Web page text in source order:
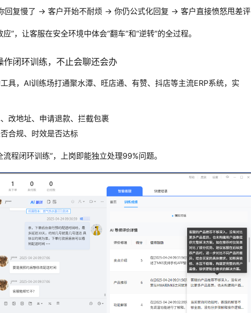
回复慢了 → 客户开始不耐烦 → 你仍公式化回复 → 客户直接愤怒甩差评
”，让客服在安全环境中体会“翻车”和“逆转”的全过程。
作闭环训练，不止会聊还会办
具，AI训练场打通聚水潭、旺店通、有赞、抖店等主流ERP系统，实
改地址、申请退款、拦截包裹
合规、时效是否达标
程闭环训练”，上岗即能独立处理99%问题。